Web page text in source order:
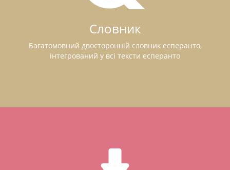
Словник
Багатомовний двосторонній словник есперанто,
інтегрований у всі тексти есперанто